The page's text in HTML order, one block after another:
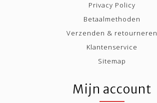
Privacy Policy
Betaalmethoden
Verzenden & retourneren
Klantenservice
Sitemap
Mijn account